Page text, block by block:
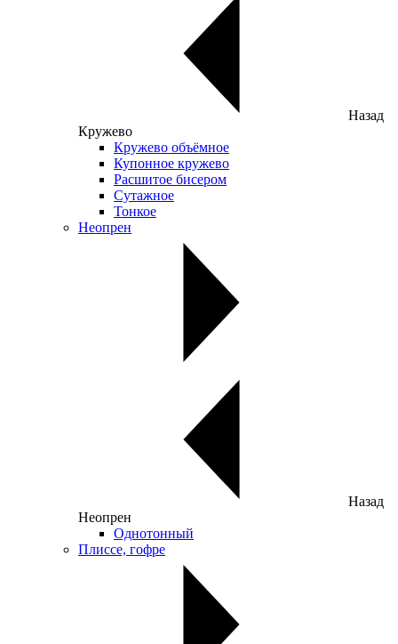
Назад
Кружево
Кружево объёмное
Купонное кружево
Расшитое бисером
Сутажное
Тонкое
Неопрен
Назад
Неопрен
Однотонный
Плиссе, гофре